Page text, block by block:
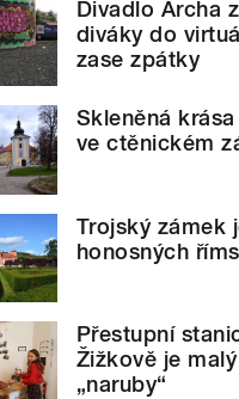
Divadlo Archa
diváky do
zase zpátky
Skleněná
ve ctěnickém
Trojský zámek
honosných
Přestupní
Žižkově je
„naruby“